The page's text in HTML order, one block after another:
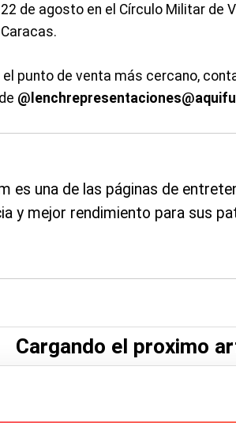
de agosto en el Círculo Militar de
Caracas.
punto de venta más cercano,
@lenchrepresentaciones
es una de las páginas de
y mejor rendimiento para sus
Cargando el proximo